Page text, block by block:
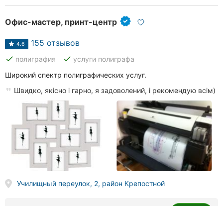
Офис-мастер, принт-центр
4.6 155 отзывов
done полиграфия done услуги полиграфа
Широкий спектр полиграфических услуг.
Швидко, якісно і гарно, я задоволений, і рекомендую всім)
Училищный переулок, 2, район Крепостной